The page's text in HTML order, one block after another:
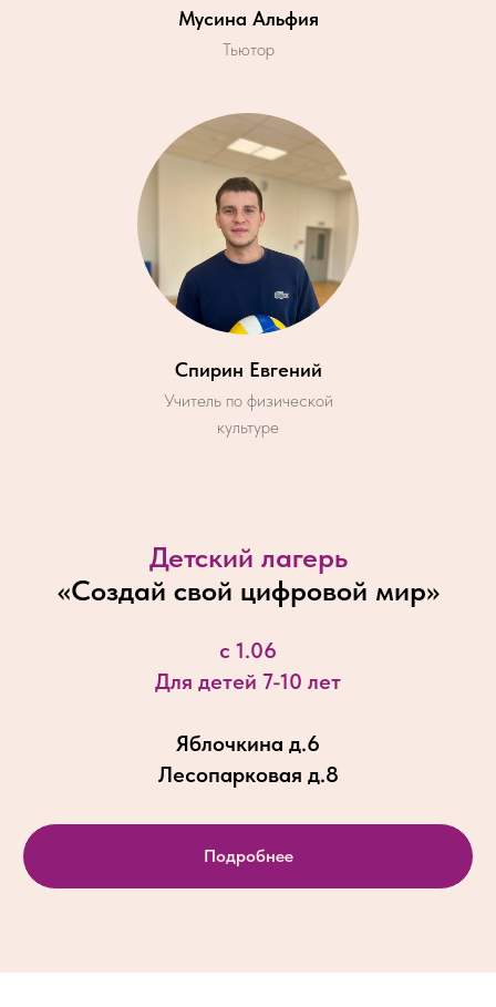
Мусина Альфия
Тьютор
Спирин Евгений
Учитель по физической
культуре
Детский лагерь
«Создай свой цифровой мир»
с 1.06
Для детей 7-10 лет
Яблочкина д.6
Лесопарковая д.8
Подробнее